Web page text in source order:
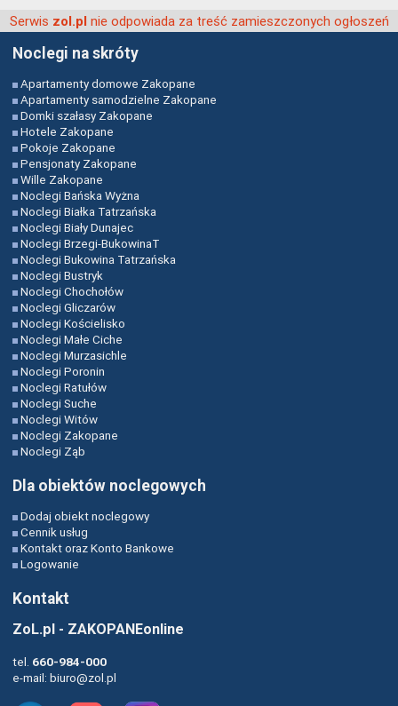
Serwis zol.pl nie odpowiada za treść zamieszczonych ogłoszeń
Noclegi na skróty
Apartamenty domowe Zakopane
Apartamenty samodzielne Zakopane
Domki szałasy Zakopane
Hotele Zakopane
Pokoje Zakopane
Pensjonaty Zakopane
Wille Zakopane
Noclegi Bańska Wyżna
Noclegi Białka Tatrzańska
Noclegi Biały Dunajec
Noclegi Brzegi-BukowinaT
Noclegi Bukowina Tatrzańska
Noclegi Bustryk
Noclegi Chochołów
Noclegi Gliczarów
Noclegi Kościelisko
Noclegi Małe Ciche
Noclegi Murzasichle
Noclegi Poronin
Noclegi Ratułów
Noclegi Suche
Noclegi Witów
Noclegi Zakopane
Noclegi Ząb
Dla obiektów noclegowych
Dodaj obiekt noclegowy
Cennik usług
Kontakt oraz Konto Bankowe
Logowanie
Kontakt
ZoL.pl - ZAKOPANEonline
tel. 660-984-000
e-mail:biuro@zol.pl